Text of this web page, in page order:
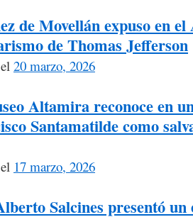
de Movellán expuso en
de Thomas Jefferson
20 marzo, 2026
Altamira reconoce en
Santamatilde como
17 marzo, 2026
Salcines presentó